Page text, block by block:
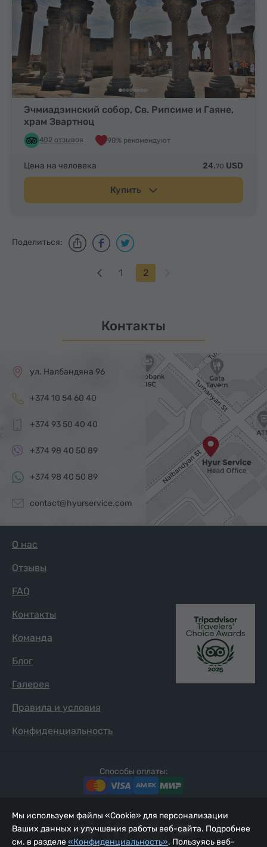
Эчмиадзинский собор, Св. Рипсиме и Гаяне,
храм Звартноц
402 отзывов 98% рекомендуют
Цена на человека 24.70 USD
Купить
Поделиться:
1 2
Контакты
ул. Налбандяна 96
+374 10 54 60 40
+374 93 50 40 40
+374 98 40 50 89
+374 98 40 50 89
contact@hyurservice.com
О нас
Отзывы
FAQ
Контакты
Команда
Блог
Галерея
Правила и условия
Конфиденциальность
Способы оплаты:
Мы используем файлы «Cookie» для персонализации
Ваших данных и улучшения работы веб-сайта. Подробнее
см. в разделе«Конфиденциальность». Пользуясь веб-